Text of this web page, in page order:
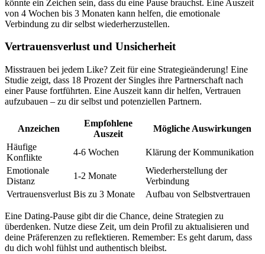
könnte ein Zeichen sein, dass du eine Pause brauchst. Eine Auszeit
von 4 Wochen bis 3 Monaten kann helfen, die emotionale
Verbindung zu dir selbst wiederherzustellen.
Vertrauensverlust und Unsicherheit
Misstrauen bei jedem Like? Zeit für eine Strategieänderung! Eine
Studie zeigt, dass 18 Prozent der Singles ihre Partnerschaft nach
einer Pause fortführten. Eine Auszeit kann dir helfen, Vertrauen
aufzubauen – zu dir selbst und potenziellen Partnern.
Anzeichen
Empfohlene
Auszeit
Mögliche Auswirkungen
Häufige
Konflikte
4-6 Wochen
Klärung der Kommunikation
Emotionale
Distanz
1-2 Monate
Wiederherstellung der
Verbindung
Vertrauensverlust Bis zu 3 Monate Aufbau von Selbstvertrauen
Eine Dating-Pause gibt dir die Chance, deine Strategien zu
überdenken. Nutze diese Zeit, um dein Profil zu aktualisieren und
deine Präferenzen zu reflektieren. Remember: Es geht darum, dass
du dich wohl fühlst und authentisch bleibst.